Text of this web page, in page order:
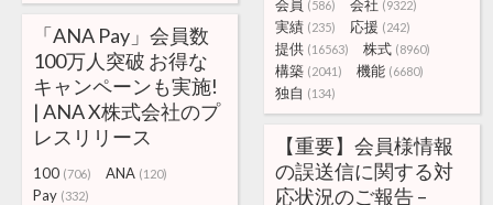
会員 (586) 会社 (9322)
実績 (235) 応援 (242)
提供 (16563) 株式 (8960)
構築 (2041) 機能 (6680)
独自 (134)
「ANA Pay」会員数
100万人突破 お得な
キャンペーンも実施!
| ANA X株式会社のプ
レスリリース
100 (706) ANA (120)
Pay (332)
【重要】会員様情報
の誤送信に関する対
応状況のご報告 –